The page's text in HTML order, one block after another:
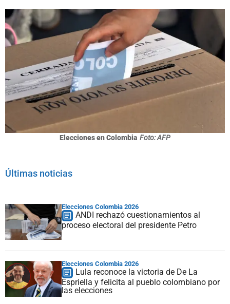
Elecciones en Colombia Foto: AFP
Últimas noticias
Elecciones Colombia 2026
ANDI rechazó cuestionamientos al
proceso electoral del presidente Petro
Elecciones Colombia 2026
Lula reconoce la victoria de De La
Espriella y felicita al pueblo colombiano por
las elecciones